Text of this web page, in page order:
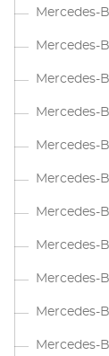
Mercedes-
Mercedes-
Mercedes-
Mercedes-
Mercedes-
Mercedes-
Mercedes-
Mercedes-
Mercedes-
Mercedes-
Mercedes-